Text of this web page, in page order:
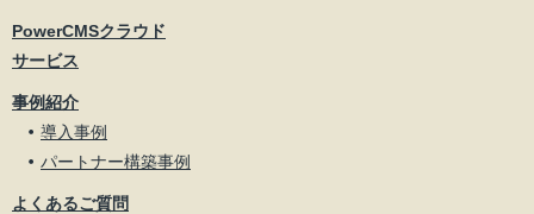
PowerCMSクラウド
サービス
事例紹介
導入事例
パートナー構築事例
よくあるご質問